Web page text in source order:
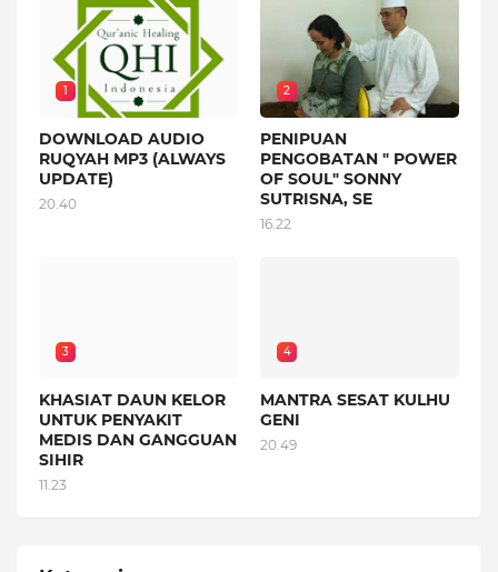
1
DOWNLOAD AUDIO
RUQYAH MP3 (ALWAYS
UPDATE)
20.40
2
PENIPUAN
PENGOBATAN " POWER
OF SOUL" SONNY
SUTRISNA, SE
16.22
3
KHASIAT DAUN KELOR
UNTUK PENYAKIT
MEDIS DAN GANGGUAN
SIHIR
11.23
4
MANTRA SESAT KULHU
GENI
20.49